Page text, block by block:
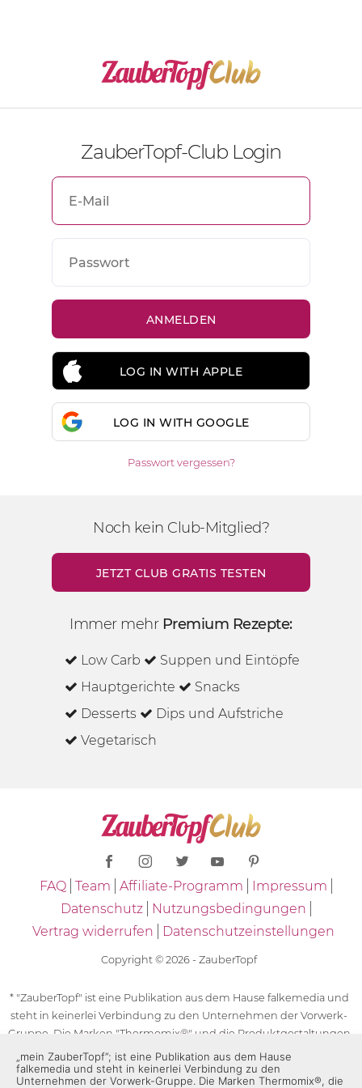
ZauberTopf-Club Login
LOG IN WITH APPLE
LOG IN WITH GOOGLE
Passwort vergessen?
Noch kein Club-Mitglied?
JETZT CLUB GRATIS TESTEN
Immer mehr Premium Rezepte:
Low Carb
Suppen und Eintöpfe
Hauptgerichte
Snacks
Desserts
Dips und Aufstriche
Vegetarisch
FAQ Team Affiliate-Programm
Impressum
Datenschutz
Nutzungsbedingungen
Vertrag widerrufen
Datenschutzeinstellungen
Copyright © 2026 - ZauberTopf
* "ZauberTopf" ist eine Publikation aus dem Hause falkemedia und
steht in keinerlei Verbindung zu den Unternehmen der Vorwerk-
Gruppe. Die Marken "Thermomix®" und die Produktgestaltungen
des "Thermomix®" sind eingetragene Marken der Unternehmen
der Vorwerk-Gruppe. Die Marken Thermomix®, die Zeichen TM5®,
„mein ZauberTopf”; ist eine Publikation aus dem Hause
falkemedia und steht in keinerlei Verbindung zu den
Unternehmen der Vorwerk-Gruppe. Die Marken Thermomix®, die